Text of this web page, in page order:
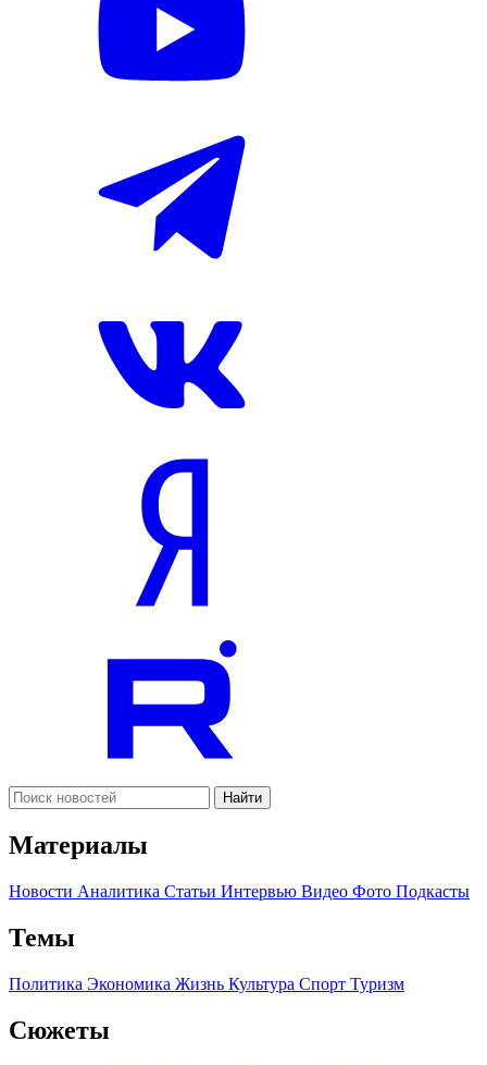
Найти
Материалы
Новости Аналитика Статьи Интервью Видео Фото Подкасты
Темы
Политика Экономика Жизнь Культура Спорт Туризм
Сюжеты